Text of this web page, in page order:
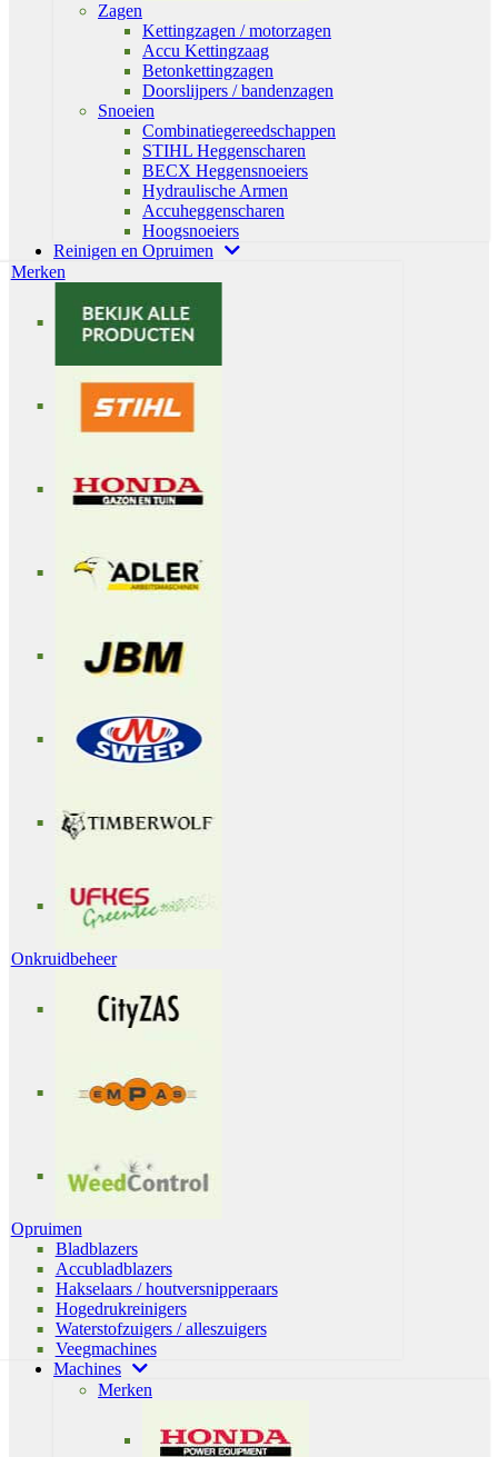
Zagen
Kettingzagen / motorzagen
Accu Kettingzaag
Betonkettingzagen
Doorslijpers / bandenzagen
Snoeien
Combinatiegereedschappen
STIHL Heggenscharen
BECX Heggensnoeiers
Hydraulische Armen
Accuheggenscharen
Hoogsnoeiers
Reinigen en Opruimen
Merken
Onkruidbeheer
Opruimen
Bladblazers
Accubladblazers
Hakselaars / houtversnipperaars
Hogedrukreinigers
Waterstofzuigers / alleszuigers
Veegmachines
Machines
Merken